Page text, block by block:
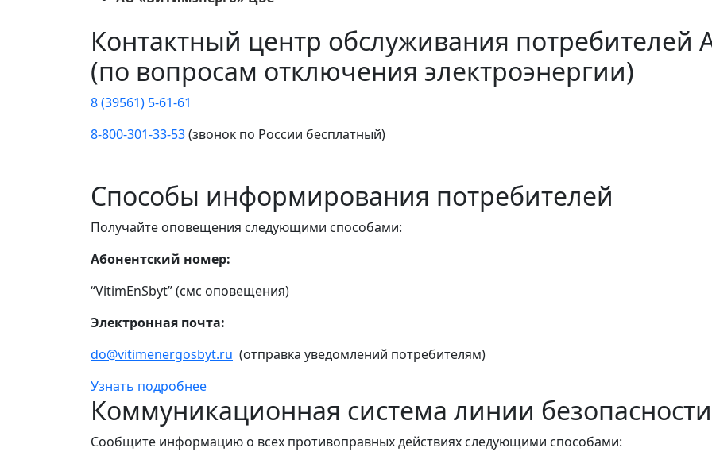
Контактный центр обслуживания потребителей
(по вопросам отключения электроэнергии)
8 (39561) 5-61-61
8-800-301-33-53(звонок по России бесплатный)
Способы информирования потребителей
Получайте оповещения следующими способами:
Абонентский номер:
“VitimEnSbyt” (смс оповещения)
Электронная почта:
do@vitimenergosbyt.ru (отправка уведомлений потребителям)
Узнать подробнее
Коммуникационная система линии безопасности
Сообщите информацию о всех противоправных действиях следующими способами: